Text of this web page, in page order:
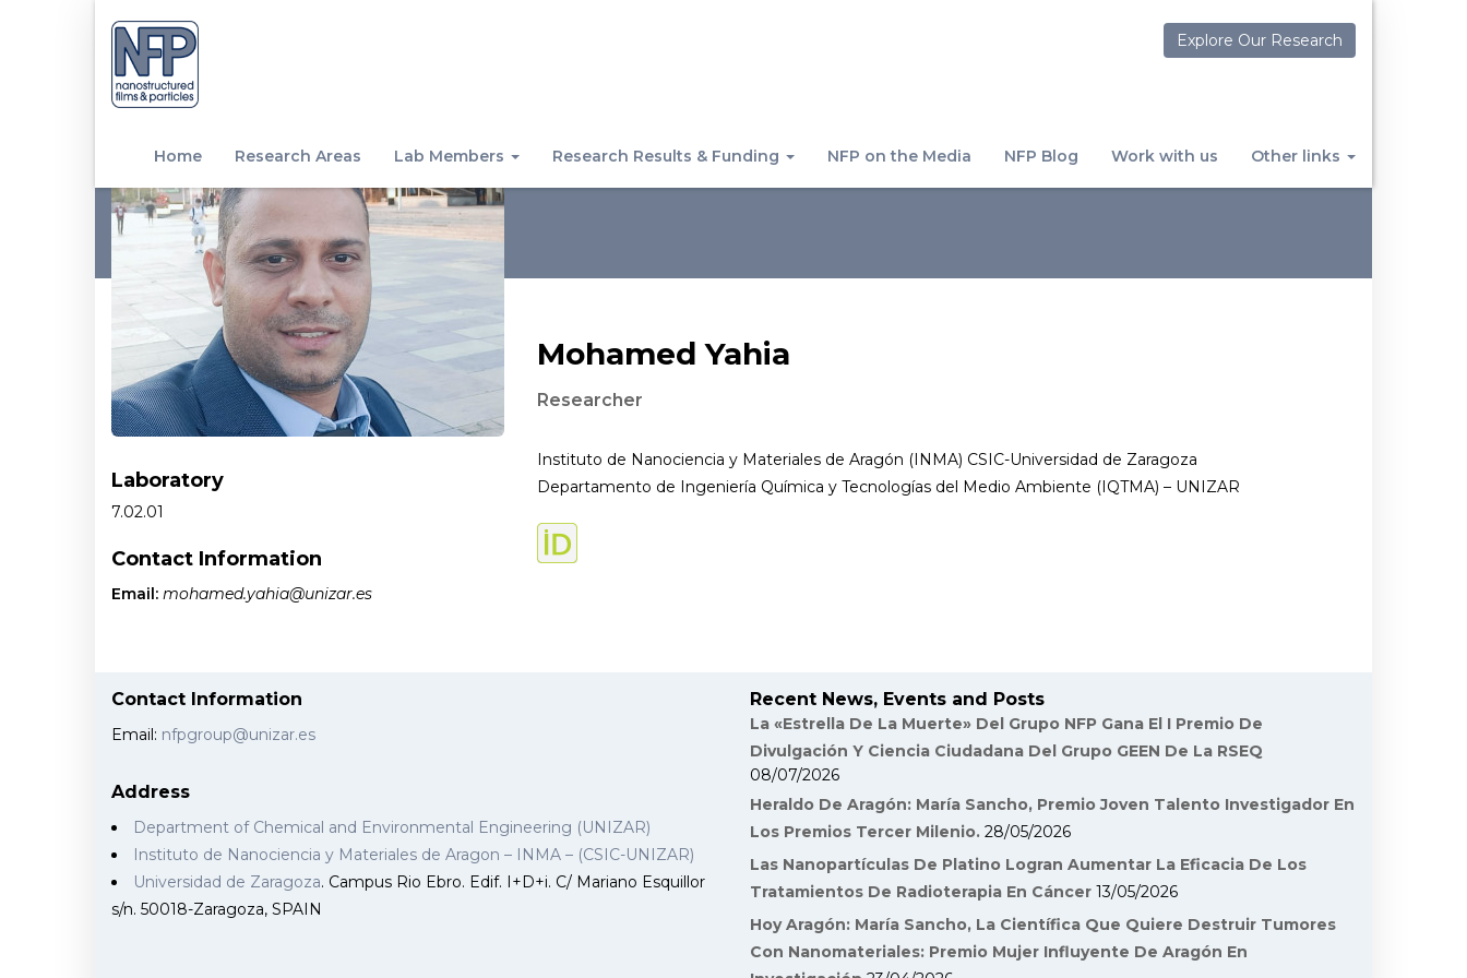
Explore Our Research
Home Research Areas Lab Members Research Results & Funding NFP on the Media NFP Blog Work with us Other links
Laboratory
7.02.01
Contact Information
Email: mohamed.yahia@unizar.es
Mohamed Yahia
Researcher
Instituto de Nanociencia y Materiales de Aragón (INMA) CSIC-Universidad de Zaragoza
Departamento de Ingeniería Química y Tecnologías del Medio Ambiente (IQTMA) – UNIZAR
Contact Information
Email: nfpgroup@unizar.es
Address
Department of Chemical and Environmental Engineering (UNIZAR)
Instituto de Nanociencia y Materiales de Aragon – INMA – (CSIC-UNIZAR)
Universidad de Zaragoza. Campus Rio Ebro. Edif. I+D+i. C/ Mariano Esquillor
s/n. 50018-Zaragoza, SPAIN
Recent News, Events and Posts
La «Estrella De La Muerte» Del Grupo NFP Gana El I Premio De
Divulgación Y Ciencia Ciudadana Del Grupo GEEN De La RSEQ
08/07/2026
Heraldo De Aragón: María Sancho, Premio Joven Talento Investigador En
Los Premios Tercer Milenio. 28/05/2026
Las Nanopartículas De Platino Logran Aumentar La Eficacia De Los
Tratamientos De Radioterapia En Cáncer 13/05/2026
Hoy Aragón: María Sancho, La Científica Que Quiere Destruir Tumores
Con Nanomateriales: Premio Mujer Influyente De Aragón En